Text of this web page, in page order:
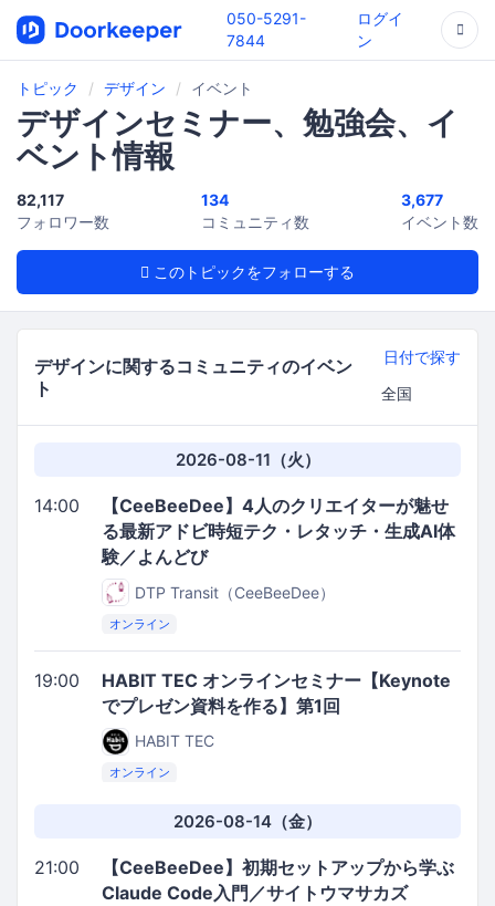
050-5291-
7844
ログイ
ン
トピック デザイン イベント
デザインセミナー、勉強会、イ
ベント情報
このトピックをフォローする
82,117
フォロワー数
134
コミュニティ数
3,677
イベント数
デザインに関するコミュニティのイベン
ト
日付で探す
2026-08-11（火）
14:00
【CeeBeeDee】4人のクリエイターが魅せ
る最新アドビ時短テク・レタッチ・生成AI体
験／よんどび
DTP Transit（CeeBeeDee）
オンライン
19:00
HABIT TEC オンラインセミナー【Keynote
でプレゼン資料を作る】第1回
HABIT TEC
オンライン
2026-08-14（金）
21:00
【CeeBeeDee】初期セットアップから学ぶ
Claude Code入門／サイトウマサカズ